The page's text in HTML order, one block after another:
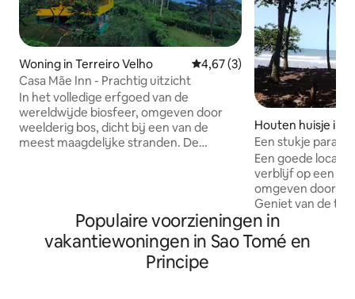
Woning in Terreiro Velho Gemiddelde beoordeling van
4,67 (3)
Casa Mãe Inn - Prachtig uitzicht
In het volledige erfgoed van de
wereldwijde biosfeer, omgeven door
weelderig bos, dicht bij een van de
meest maagdelijke stranden. De
het eiland. Het is gelegen in het zuiden,
op 100 meter van het uitzichtpunt – een
van de mooiste uitzichten op het eiland -
ingang van het Nationaal Park Príncipe,
Houten huisje in
Een stukje
strand.
Een goede
verblijf op een
omgeven door
Geniet van de
buitenspeelgoed,
andere
Populaire voorzieningen in
vakantiewoningen in Sao Tomé en
Principe